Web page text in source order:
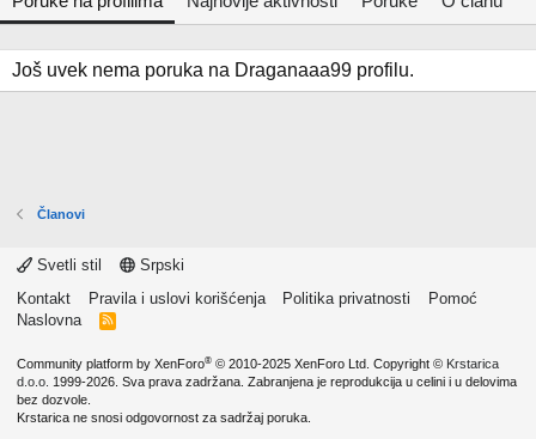
Još uvek nema poruka na Draganaaa99 profilu.
Članovi
Svetli stil
Srpski
Kontakt
Pravila i uslovi korišćenja Politika privatnosti
Pomoć
Naslovna
R
Community platform by XenForo® © 2010-2025 XenForo Ltd. Copyright © Krstarica
d.o.o. 1999-2026. Sva prava zadržana. Zabranjena je reprodukcija u celini i u delovima
bez dozvole.
Krstarica ne snosi odgovornost za sadržaj poruka.